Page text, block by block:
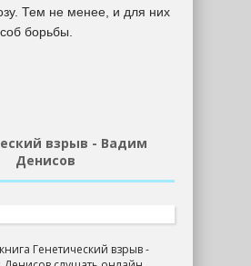
Тем не менее, и для них
борьбы.
взрыв - Вадим
Денисов
Генетический взрыв -